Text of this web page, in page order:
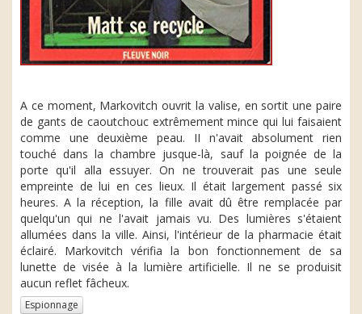
A ce moment, Markovitch ouvrit la valise, en sortit une paire
de gants de caoutchouc extrêmement mince qui lui faisaient
comme une deuxième peau. II n'avait absolument rien
touché dans la chambre jusque-là, sauf la poignée de la
porte qu'il alla essuyer. On ne trouverait pas une seule
empreinte de lui en ces lieux. Il était largement passé six
heures. A la réception, la fille avait dû être remplacée par
quelqu'un qui ne l'avait jamais vu. Des lumières s'étaient
allumées dans la ville. Ainsi, l'intérieur de la pharmacie était
éclairé. Markovitch vérifia la bon fonctionnement de sa
lunette de visée à la lumière artificielle. Il ne se produisit
aucun reflet fâcheux.
Espionnage